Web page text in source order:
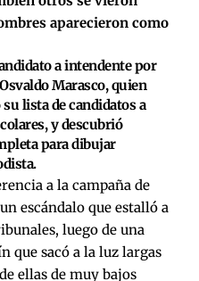
aparecieron como
a intendente por
Marasco, quien
lista de candidatos a
y descubrió
para dibujar
a la campaña de
escándalo que estalló a
luego de una
que sacó a la luz largas
ellas de muy bajos